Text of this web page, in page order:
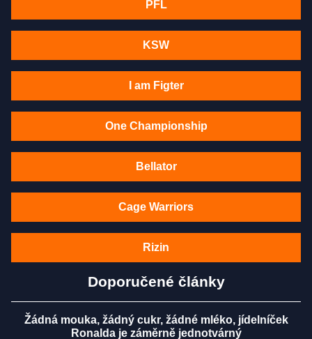
PFL
KSW
I am Figter
One Championship
Bellator
Cage Warriors
Rizin
Doporučené články
Žádná mouka, žádný cukr, žádné mléko, jídelníček
Ronalda je záměrně jednotvárný